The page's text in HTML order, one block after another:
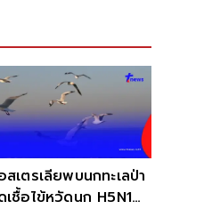
สเตรเลียพบนกทะเลป่า
เชื้อไข้หวัดนก H5N1